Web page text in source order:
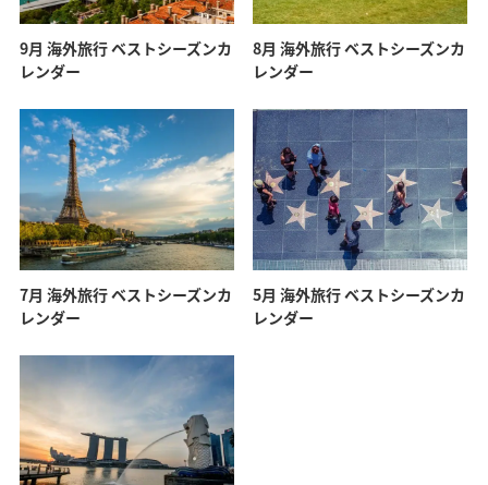
9月 海外旅行 ベストシーズンカ
レンダー
8月 海外旅行 ベストシーズンカ
レンダー
7月 海外旅行 ベストシーズンカ
レンダー
5月 海外旅行 ベストシーズンカ
レンダー